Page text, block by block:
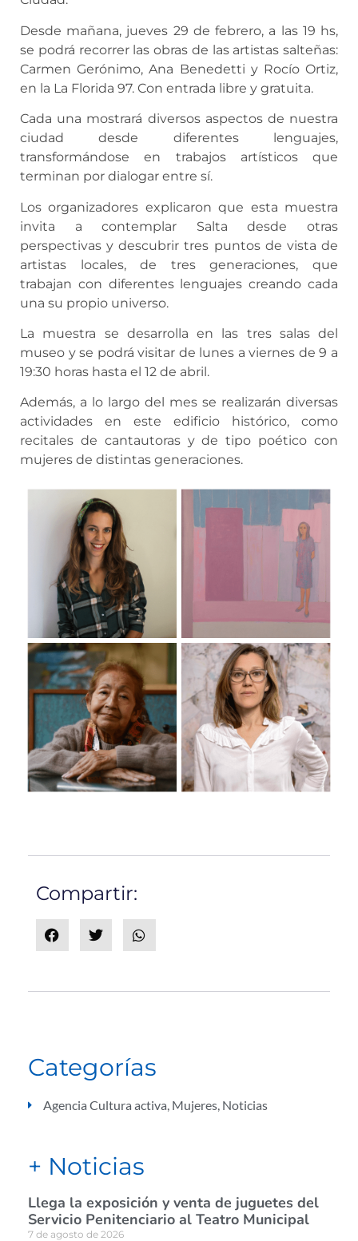
Desde mañana, jueves 29 de febrero, a las 19 hs,
se podrá recorrer las obras de las artistas salteñas:
Carmen Gerónimo, Ana Benedetti y Rocío Ortiz,
en la La Florida 97. Con entrada libre y gratuita.
Cada una mostrará diversos aspectos de nuestra
ciudad desde diferentes lenguajes,
transformándose en trabajos artísticos que
terminan por dialogar entre sí.
Los organizadores explicaron que esta muestra
invita a contemplar Salta desde otras
perspectivas y descubrir tres puntos de vista de
artistas locales, de tres generaciones, que
trabajan con diferentes lenguajes creando cada
una su propio universo.
La muestra se desarrolla en las tres salas del
museo y se podrá visitar de lunes a viernes de 9 a
19:30 horas hasta el 12 de abril.
Además, a lo largo del mes se realizarán diversas
actividades en este edificio histórico, como
recitales de cantautoras y de tipo poético con
mujeres de distintas generaciones.
Compartir:
Categorías
Agencia Cultura activa Mujeres Noticias
+ Noticias
Llega la exposición y venta de juguetes del
Servicio Penitenciario al Teatro Municipal
7 de agosto de 2026